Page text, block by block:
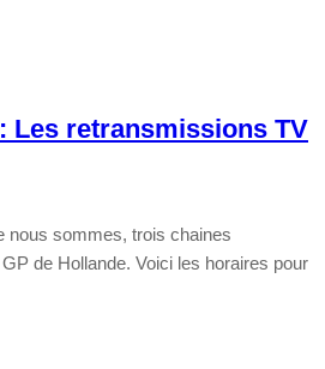
Les retransmissions TV
nous sommes, trois chaines
de Hollande. Voici les horaires pour